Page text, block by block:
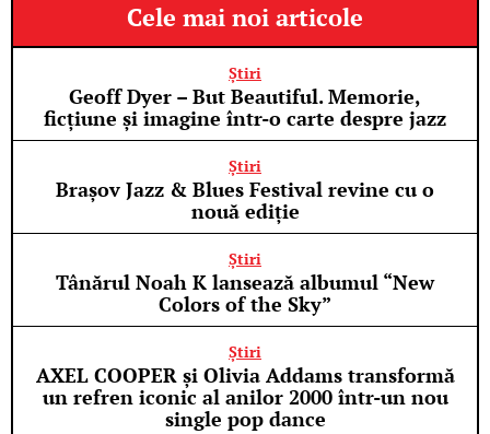
Cele mai noi articole
Geoff Dyer – But Beautiful. Memorie,
ficțiune și imagine într-o carte despre jazz
Știri
Brașov Jazz & Blues Festival revine cu o
nouă ediție
Știri
Tânărul Noah K lansează albumul “New
Colors of the Sky”
Știri
AXEL COOPER și Olivia Addams transformă
un refren iconic al anilor 2000 într-un nou
single pop dance
Știri